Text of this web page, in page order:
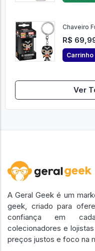
Chaveiro
R$
Carrinho
Ver
A Geral Geek é um
geek, criado para
confiança em
colecionadores e
preços justos e foco na